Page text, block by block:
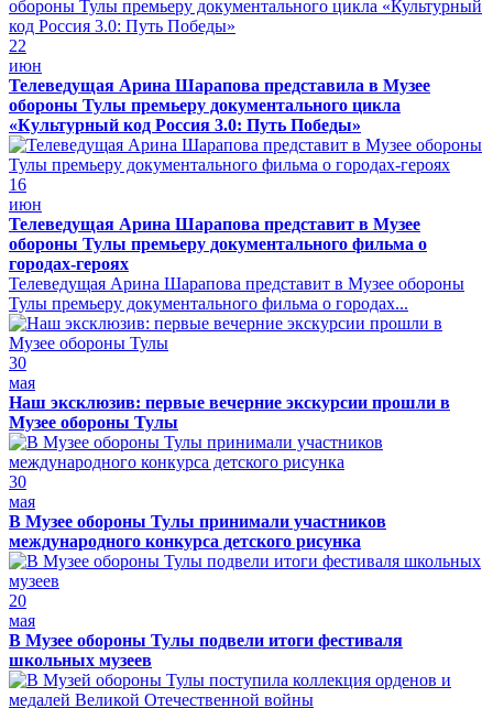
22
июн
Телеведущая Арина Шарапова представила в Музее
обороны Тулы премьеру документального цикла
«Культурный код Россия 3.0: Путь Победы»
16
июн
Телеведущая Арина Шарапова представит в Музее
обороны Тулы премьеру документального фильма о
городах-героях
Телеведущая Арина Шарапова представит в Музее обороны
Тулы премьеру документального фильма о городах...
30
мая
Наш эксклюзив: первые вечерние экскурсии прошли в
Музее обороны Тулы
30
мая
В Музее обороны Тулы принимали участников
международного конкурса детского рисунка
20
мая
В Музее обороны Тулы подвели итоги фестиваля
школьных музеев